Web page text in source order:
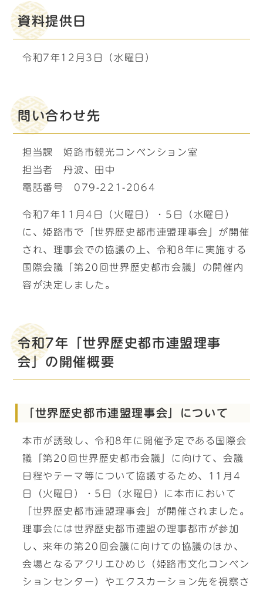
資料提供日
令和7年12月3日（水曜日）
問い合わせ先
担当課 姫路市観光コンベンション室
担当者 丹波、田中
電話番号 079-221-2064
令和7年11月4日（火曜日）・5日（水曜日）
に、姫路市で「世界歴史都市連盟理事会」が開催
され、理事会での協議の上、令和8年に実施する
国際会議「第20回世界歴史都市会議」の開催内
容が決定しました。
令和7年「世界歴史都市連盟理事
会」の開催概要
「世界歴史都市連盟理事会」について
本市が誘致し、令和8年に開催予定である国際会
議「第20回世界歴史都市会議」に向けて、会議
日程やテーマ等について協議するため、11月4
日（火曜日）・5日（水曜日）に本市において
「世界歴史都市連盟理事会」が開催されました。
理事会には世界歴史都市連盟の理事都市が参加
し、来年の第20回会議に向けての協議のほか、
会場となるアクリエひめじ（姫路市文化コンベン
ションセンター）やエクスカーション先を視察さ